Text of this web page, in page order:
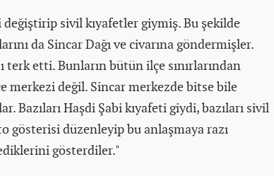
değiştirip sivil kıyafetler giymiş. Bu şekilde
da Sincar Dağı ve civarına göndermişler.
terk etti. Bunların bütün ilçe sınırlarından
merkezi değil. Sincar merkezde bitse bile
Bazıları Haşdi Şabi kıyafeti giydi, bazıları sivil
gösterisi düzenleyip bu anlaşmaya razı
gösterdiler."